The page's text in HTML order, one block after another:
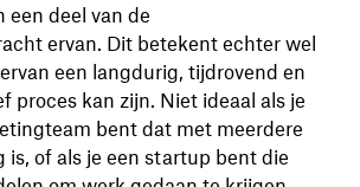
een deel van de
ervan. Dit betekent echter wel
een langdurig, tijdrovend en
proces kan zijn. Niet ideaal als je
bent dat met meerdere
is, of als je een startup bent die